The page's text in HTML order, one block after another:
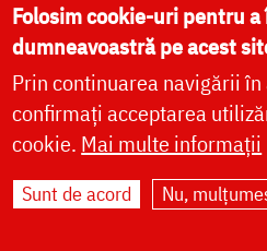
VIAȚA BISERICII
FAMILIE
Folosim cookie-uri pentru
dumneavoastră pe acest
Prin continuarea navigării
confirmați acceptarea
cookie. Mai multe informații
Sunt de acord Nu,